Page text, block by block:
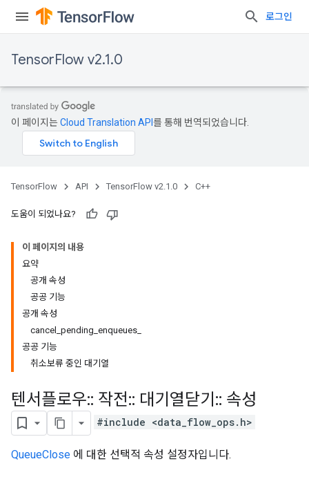
로그인
TensorFlow v2.1.0
이 페이지는Cloud Translation API 를 통해 번역되었습니다.
TensorFlow API TensorFlow v2.1.0 C++
도움이 되었나요?
이 페이지의 내용
요약
공개 속성
공공 기능
공개 속성
cancel_pending_enqueues_
공공 기능
취소보류 중인 대기열
텐서플로우:: 작전:: 대기열닫기 :: 속성
#include <data_flow_ops.h>
QueueClose 에 대한 선택적 속성 설정자입니다.